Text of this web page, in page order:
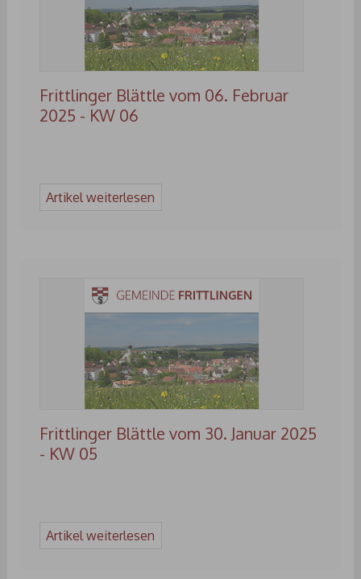
Frittlinger Blättle vom 06. Februar
2025 - KW 06
Artikel weiterlesen
Frittlinger Blättle vom 30. Januar 2025
- KW 05
Artikel weiterlesen